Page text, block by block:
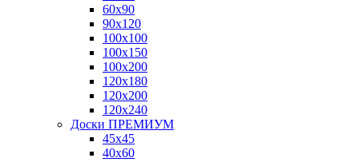
60x90
90x120
100x100
100x150
100x200
120x180
120x200
120x240
Доски ПРЕМИУМ
45x45
40x60